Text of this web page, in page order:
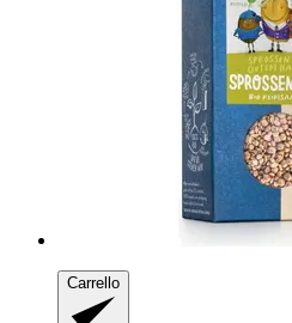
Carrello